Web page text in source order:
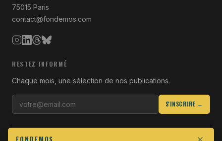
75015 Paris
contact@fondemos.com
RESTEZ INFORMÉ
Chaque mois, une sélection de nos publications.
S'INSCRIRE →